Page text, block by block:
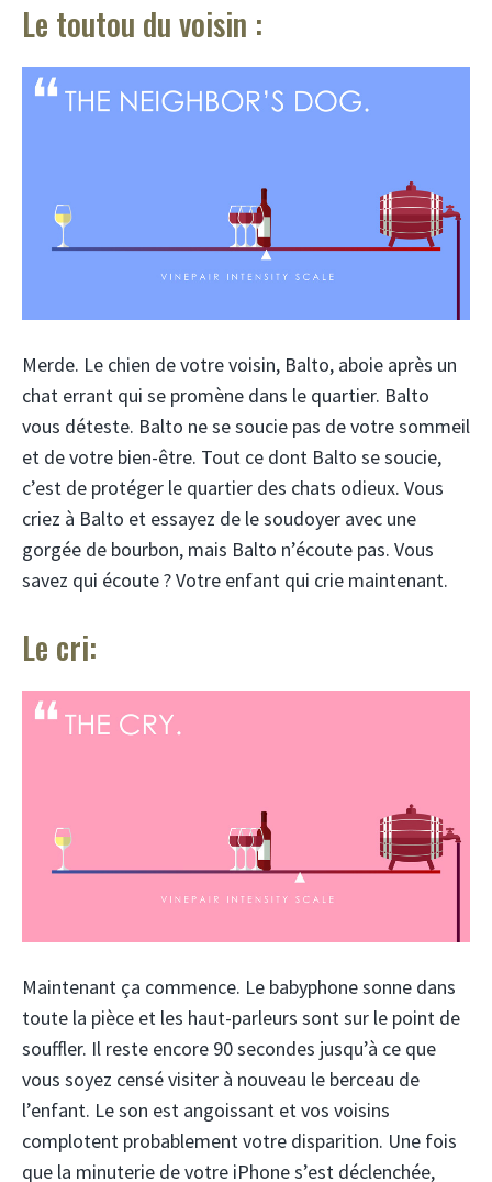
Le toutou du voisin :
Merde. Le chien de votre voisin, Balto, aboie après un
chat errant qui se promène dans le quartier. Balto
vous déteste. Balto ne se soucie pas de votre sommeil
et de votre bien-être. Tout ce dont Balto se soucie,
c’est de protéger le quartier des chats odieux. Vous
criez à Balto et essayez de le soudoyer avec une
gorgée de bourbon, mais Balto n’écoute pas. Vous
savez qui écoute ? Votre enfant qui crie maintenant.
Le cri:
Maintenant ça commence. Le babyphone sonne dans
toute la pièce et les haut-parleurs sont sur le point de
souffler. Il reste encore 90 secondes jusqu’à ce que
vous soyez censé visiter à nouveau le berceau de
l’enfant. Le son est angoissant et vos voisins
complotent probablement votre disparition. Une fois
que la minuterie de votre iPhone s’est déclenchée,